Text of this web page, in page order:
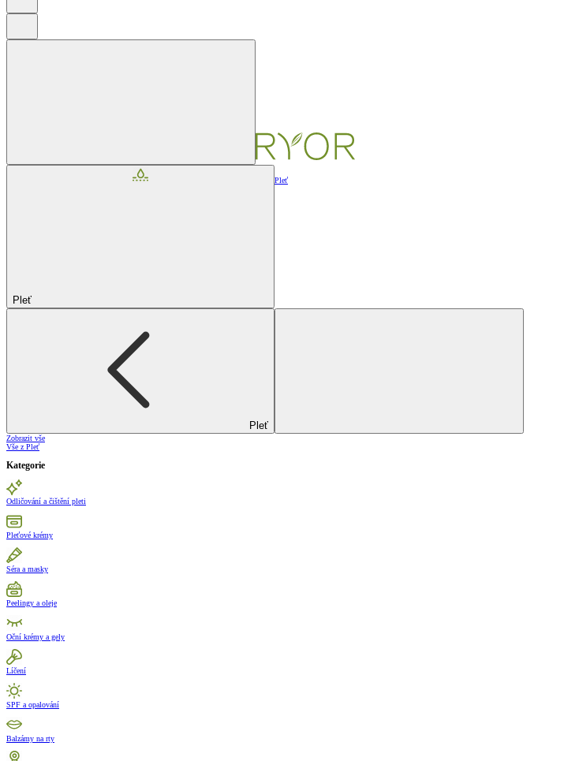
Pleť
Pleť
Pleť
Zobrazit vše
Vše z Pleť
Kategorie
Odličování a čištění pleti
Pleťové krémy
Séra a masky
Peelingy a oleje
Oční krémy a gely
Líčení
SPF a opalování
Balzámy na rty